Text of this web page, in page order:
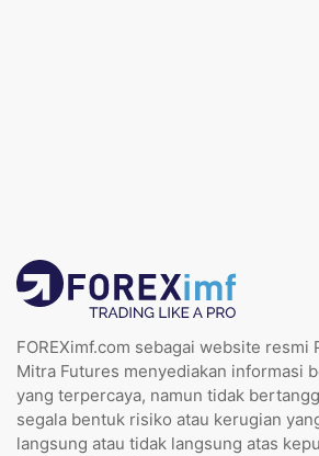
FOREXimf.com sebagai website resmi
Mitra Futures menyediakan informasi
yang terpercaya, namun tidak
segala bentuk risiko atau kerugian
langsung atau tidak langsung atas